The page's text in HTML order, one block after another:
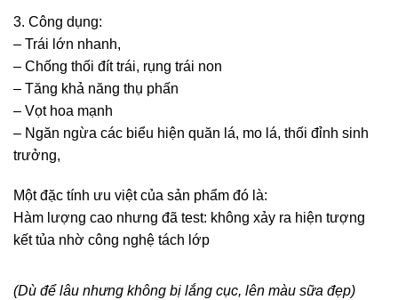
3. Công dụng:
– Trái lớn nhanh,
– Chống thối đít trái, rụng trái non
– Tăng khả năng thụ phấn
– Vọt hoa mạnh
– Ngăn ngừa các biểu hiện quăn lá, mo lá, thối đỉnh sinh
trưởng,
Một đặc tính ưu việt của sản phẩm đó là:
Hàm lượng cao nhưng đã test: không xảy ra hiện tượng
kết tủa nhờ công nghệ tách lớp
(Dù để lâu nhưng không bị lắng cục, lên màu sữa đẹp)